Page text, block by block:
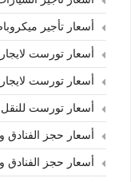
أسعار تأجير
أسعار تورست
أسعار تورست
أسعار تورست
أسعار حجز الفنادق
أسعار حجز الفنادق